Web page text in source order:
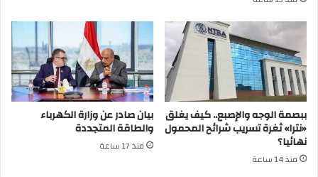
ببصمة الوجه والإصبع.. كيف يغلق
«نترا» ثغرة تسريب شرائح المحمول
نهائيا؟
منذ 14 ساعة
بيان صادر عن وزارة الكهرباء
والطاقة المتجددة
منذ 17 ساعة